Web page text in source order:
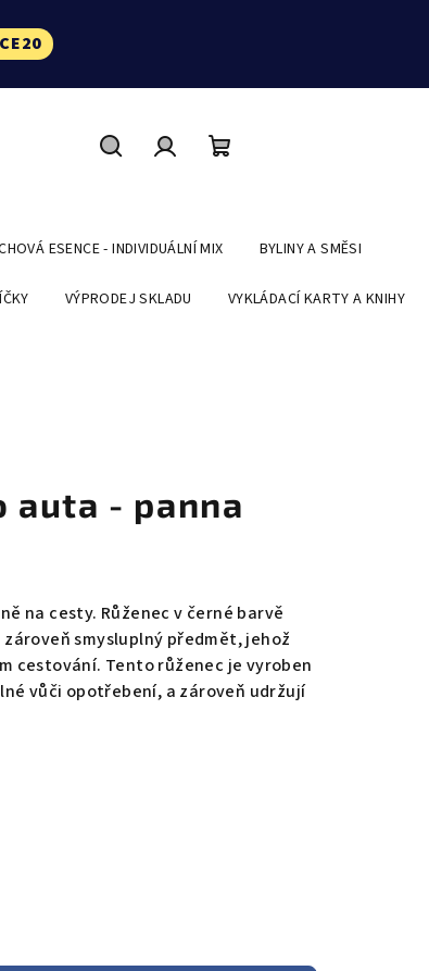
košík
ESENCE - INDIVIDUÁLNÍ MIX BYLINY A SMĚSI
VÝPRODEJ SKLADU VYKLÁDACÍ KARTY A KNIHY
auta - panna
na cesty. Růženec v černé barvě
smysluplný předmět, jehož
cestování. Tento růženec je vyroben
vůči opotřebení, a zároveň udržují